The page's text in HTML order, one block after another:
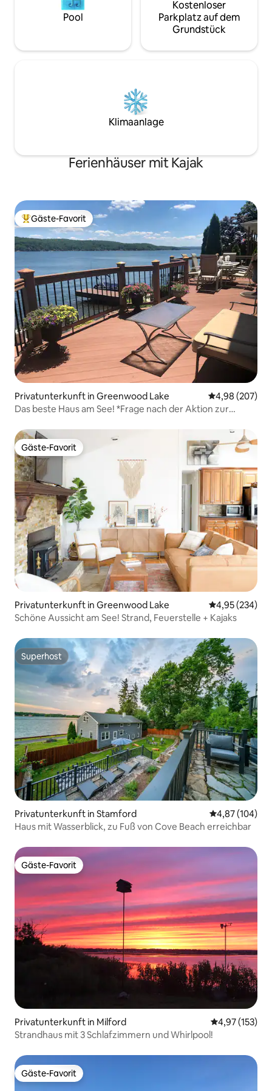
Pool
Kostenloser
Parkplatz auf dem
Grundstück
Klimaanlage
Ferienhäuser mit Kajak
Beliebter Gäste-Favorit.
Gäste-Favorit
Privatunterkunft in Greenwood Lake
4,98 (207)
Das beste Haus am See! *Frage nach der Aktion zur
Gäste-Favorit
Gäste-Favorit
Privatunterkunft in Greenwood Lake
4,95 (234)
Schöne Aussicht am See! Strand, Feuerstelle + Kajaks
Superhost
Superhost
Privatunterkunft in Stamford
4,87 (104)
Haus mit Wasserblick, zu Fuß von Cove Beach erreichbar
Gäste-Favorit
Gäste-Favorit
Privatunterkunft in Milford
4,97 (153)
Strandhaus mit 3 Schlafzimmern und Whirlpool!
Gäste-Favorit
Gäste-Favorit